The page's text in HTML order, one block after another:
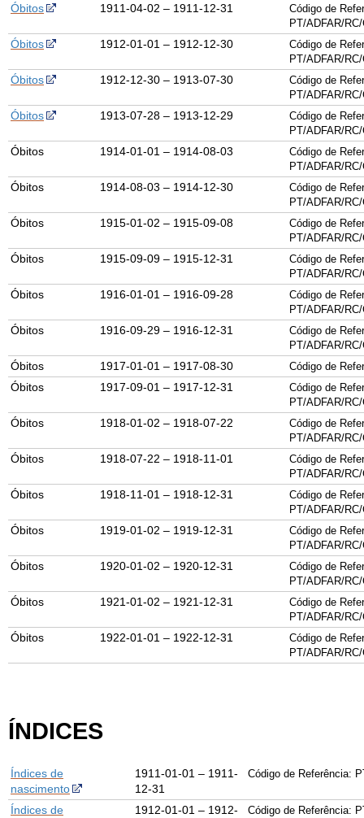
Óbitos 1911-04-02 – 1911-12-31
Código de
PT/ADFAR/RC/
Óbitos 1912-01-01 – 1912-12-30
Código de
PT/ADFAR/RC/
Óbitos 1912-12-30 – 1913-07-30
Código de
PT/ADFAR/RC/
Óbitos 1913-07-28 – 1913-12-29
Código de
PT/ADFAR/RC/
Óbitos 1914-01-01 – 1914-08-03
Código de
PT/ADFAR/RC/
Óbitos 1914-08-03 – 1914-12-30
Código de
PT/ADFAR/RC/
Óbitos 1915-01-02 – 1915-09-08
Código de
PT/ADFAR/RC/
Óbitos 1915-09-09 – 1915-12-31
Código de
PT/ADFAR/RC/
Óbitos 1916-01-01 – 1916-09-28
Código de
PT/ADFAR/RC/
Óbitos 1916-09-29 – 1916-12-31
Código de
PT/ADFAR/RC/
Óbitos 1917-01-01 – 1917-08-30 Código de
Óbitos 1917-09-01 – 1917-12-31
Código de
PT/ADFAR/RC/
Óbitos 1918-01-02 – 1918-07-22
Código de
PT/ADFAR/RC/
Óbitos 1918-07-22 – 1918-11-01
Código de
PT/ADFAR/RC/
Óbitos 1918-11-01 – 1918-12-31
Código de
PT/ADFAR/RC/
Óbitos 1919-01-02 – 1919-12-31
Código de
PT/ADFAR/RC/
Óbitos 1920-01-02 – 1920-12-31
Código de
PT/ADFAR/RC/
Óbitos 1921-01-02 – 1921-12-31
Código de
PT/ADFAR/RC/
Óbitos 1922-01-01 – 1922-12-31
Código de
PT/ADFAR/RC/
ÍNDICES
Índices de
nascimento
1911-01-01 – 1911-
12-31
Código de Referência:
Índices de
1912-01-01 – 1912-
Código de Referência: